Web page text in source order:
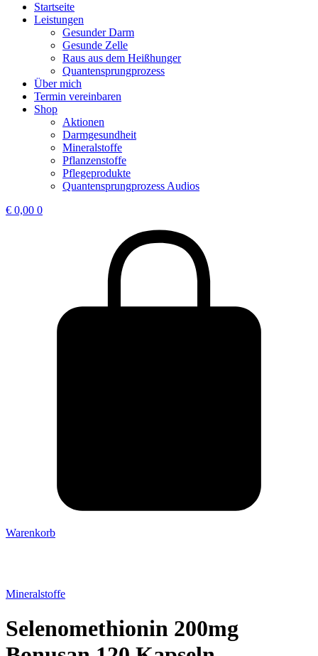
Startseite
Leistungen
Gesunder Darm
Gesunde Zelle
Raus aus dem Heißhunger
Quantensprungprozess
Über mich
Termin vereinbaren
Shop
Aktionen
Darmgesundheit
Mineralstoffe
Pflanzenstoffe
Pflegeprodukte
Quantensprungprozess Audios
€ 0,00 0
Warenkorb
Mineralstoffe
Selenomethionin 200mg